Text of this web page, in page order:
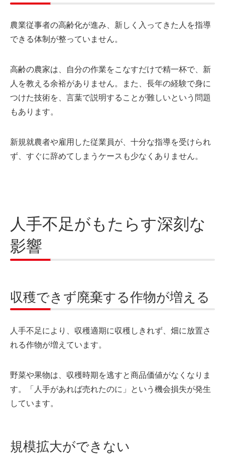
農業従事者の高齢化が進み、新しく入ってきた人を指導
できる体制が整っていません。
高齢の農家は、自分の作業をこなすだけで精一杯で、新
人を教える余裕がありません。また、長年の経験で身に
つけた技術を、言葉で説明することが難しいという問題
もあります。
新規就農者や雇用した従業員が、十分な指導を受けられ
ず、すぐに辞めてしまうケースも少なくありません。
人手不足がもたらす深刻な
影響
収穫できず廃棄する作物が増える
人手不足により、収穫適期に収穫しきれず、畑に放置さ
れる作物が増えています。
野菜や果物は、収穫時期を逃すと商品価値がなくなりま
す。「人手があれば売れたのに」という機会損失が発生
しています。
規模拡大ができない